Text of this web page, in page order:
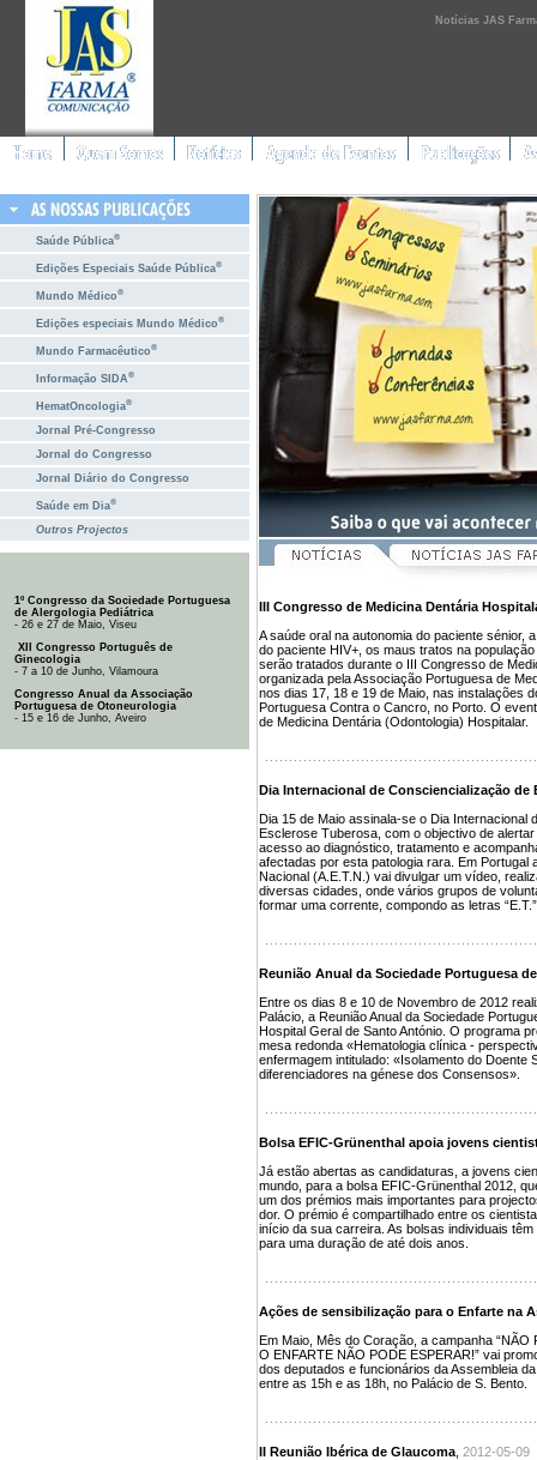
Notícias JAS
Saúde Pública®
Edições Especiais Saúde Pública®
Mundo Médico®
Edições especiais Mundo Médico®
Mundo Farmacêutico®
Informação SIDA®
HematOncologia®
Jornal Pré-Congresso
Jornal do Congresso
Jornal Diário do Congresso
Saúde em Dia®
Outros Projectos
1º Congresso da Sociedade Portuguesa
de Alergologia Pediátrica
- 26 e 27 de Maio, Viseu
XII Congresso Português de
Ginecologia
- 7 a 10 de Junho, Vilamoura
Congresso Anual da Associação
Portuguesa de Otoneurologia
- 15 e 16 de Junho, Aveiro
III Congresso de Medicina Dentária
A saúde oral na autonomia do paciente sénior,
do paciente HIV+, os maus tratos na
serão tratados durante o III Congresso de
organizada pela Associação Portuguesa de
nos dias 17, 18 e 19 de Maio, nas instalações
Portuguesa Contra o Cancro, no Porto. O
de Medicina Dentária (Odontologia) Hospitalar.
Dia Internacional de Consciencialização de
Dia 15 de Maio assinala-se o Dia Internacional
Esclerose Tuberosa, com o objectivo de
acesso ao diagnóstico, tratamento e
afectadas por esta patologia rara. Em
Nacional (A.E.T.N.) vai divulgar um vídeo,
diversas cidades, onde vários grupos de
formar uma corrente, compondo as letras
Reunião Anual da Sociedade Portuguesa
Entre os dias 8 e 10 de Novembro de 2012
Palácio, a Reunião Anual da Sociedade
Hospital Geral de Santo António. O programa
mesa redonda «Hematologia clínica -
enfermagem intitulado: «Isolamento do Doente
diferenciadores na génese dos Consensos».
Bolsa EFIC-Grünenthal apoia jovens
Já estão abertas as candidaturas, a jovens
mundo, para a bolsa EFIC-Grünenthal 2012,
um dos prémios mais importantes para
dor. O prémio é compartilhado entre os
início da sua carreira. As bolsas individuais
para uma duração de até dois anos.
Ações de sensibilização para o Enfarte na
Em Maio, Mês do Coração, a campanha “NÃO
O ENFARTE NÃO PODE ESPERAR!” vai
dos deputados e funcionários da Assembleia
entre as 15h e as 18h, no Palácio de S. Bento.
II Reunião Ibérica de Glaucoma 2012-05-09